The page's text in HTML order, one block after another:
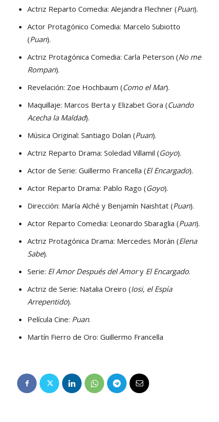
Actriz Reparto Comedia: Alejandra Flechner (Puan).
Actor Protagónico Comedia: Marcelo Subiotto
(Puan).
Actriz Protagónica Comedia: Carla Peterson (No me
Rompan).
Revelación: Zoe Hochbaum (Como el Mar).
Maquillaje: Marcos Berta y Elizabet Gora (Cuando
Acecha la Maldad).
Música Original: Santiago Dolan (Puan).
Actriz Reparto Drama: Soledad Villamil (Goyo).
Actor de Serie: Guillermo Francella (El Encargado).
Actor Reparto Drama: Pablo Rago (Goyo).
Dirección: María Alché y Benjamín Naishtat (Puan).
Actor Reparto Comedia: Leonardo Sbaraglia (Puan).
Actriz Protagónica Drama: Mercedes Morán (Elena
Sabe).
Serie: El Amor Después del Amory El Encargado.
Actriz de Serie: Natalia Oreiro (Iosi, el Espía
Arrepentido).
Película Cine: Puan.
Martín Fierro de Oro: Guillermo Francella